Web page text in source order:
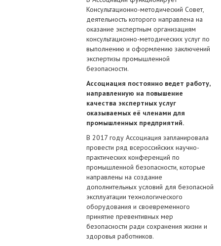
Консультационно-методический Совет,
деятельность которого направлена на
оказание экспертным организациям
консультационно-методических услуг по
выполнению и оформлению заключений
экспертизы промышленной
безопасности.
Ассоциация постоянно ведет работу,
направленную на повышение
качества экспертных услуг
оказываемых её членами для
промышленных предприятий.
В 2017 году Ассоциация запланировала
провести ряд всероссийских научно-
практических конференций по
промышленной безопасности, которые
направлены на создание
дополнительных условий для безопасной
эксплуатации технологического
оборудования и своевременного
принятие превентивных мер
безопасности ради сохранения жизни и
здоровья работников.